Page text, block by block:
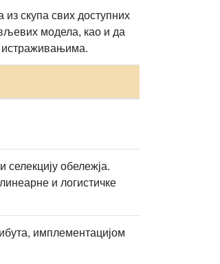
скупа свих доступних
модела, као и да
истраживањима.
обележја.
и логистичке
имплементацијом